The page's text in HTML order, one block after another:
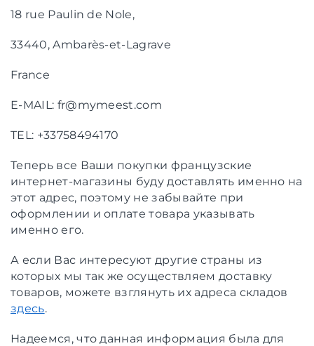
18 rue Paulin de Nole,
33440, Ambarès-et-Lagrave
France
E-MAIL: fr@mymeest.com
TEL: +33758494170
Теперь все Ваши покупки французские
интернет-магазины буду доставлять именно на
этот адрес, поэтому не забывайте при
оформлении и оплате товара указывать
именно его.
А если Вас интересуют другие страны из
которых мы так же осуществляем доставку
товаров, можете взглянуть их адреса складов
здесь.
Надеемся, что данная информация была для